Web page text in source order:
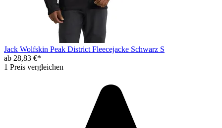
Jack Wolfskin Peak District Fleecejacke Schwarz S
ab 28,83 €*
1 Preis vergleichen